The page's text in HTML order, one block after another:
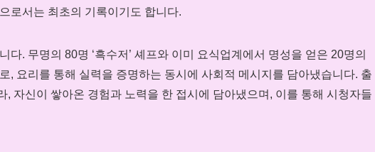
로서는 최초의 기록이기도 합니다.
다. 무명의 80명 ‘흑수저’ 셰프와 이미 요식업계에서 명성을 얻은 20명의
, 요리를 통해 실력을 증명하는 동시에 사회적 메시지를 담아냈습니다. 출
, 자신이 쌓아온 경험과 노력을 한 접시에 담아냈으며, 이를 통해 시청자들